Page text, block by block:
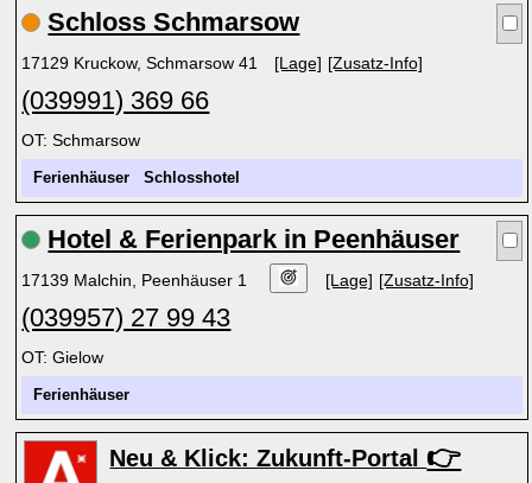
Schloss Schmarsow
17129 Kruckow, Schmarsow 41 [Lage] [Zusatz-Info]
(039991) 369 66
OT: Schmarsow
Ferienhäuser Schlosshotel
Hotel & Ferienpark in Peenhäuser
17139 Malchin, Peenhäuser 1 [Lage] [Zusatz-Info]
(039957) 27 99 43
OT: Gielow
Ferienhäuser
Neu & Klick: Zukunft-Portal 👉